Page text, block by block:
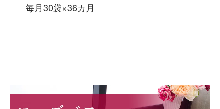
毎月30袋×36カ月